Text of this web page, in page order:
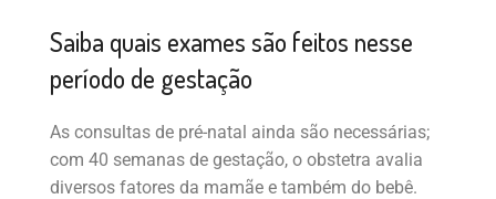
Saiba quais exames são feitos nesse
período de gestação
As consultas de pré-natal ainda são necessárias;
com 40 semanas de gestação, o obstetra avalia
diversos fatores da mamãe e também do bebê.